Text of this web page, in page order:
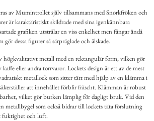
av Mumintrollet själv tillsammans med Snorkfröken och
är karaktäristiskt skildrade med sina igenkännbara
grafiken utstrålar en viss enkelhet men fångar ändå
gör dessa figurer så särpräglade och älskade.
högkvalitativt metall med en rektangulär form, vilken gör
eller andra torrvaror. Lockets design är ett av de mest
metallock som sitter tätt med hjälp av en klämma i
att innehållet förblir fräscht. Klämman är robust
vilket gör burken lämplig för dagligt bruk. Vid den
metallbygel som också bidrar till lockets täta förslutning
fuktighet och luft.